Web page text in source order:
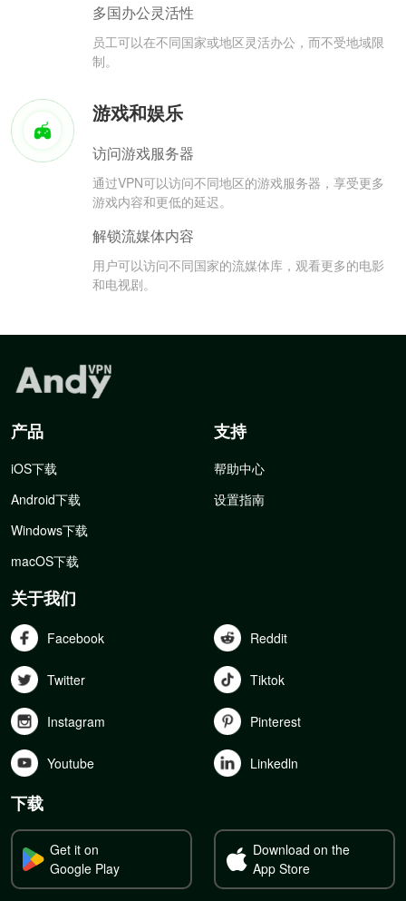
多国办公灵活性
员工可以在不同国家或地区灵活办公，而不受地域限
制。
游戏和娱乐
访问游戏服务器
通过VPN可以访问不同地区的游戏服务器，享受更多
游戏内容和更低的延迟。
解锁流媒体内容
用户可以访问不同国家的流媒体库，观看更多的电影
和电视剧。
产品
iOS下载
Android下载
Windows下载
macOS下载
支持
帮助中心
设置指南
关于我们
Facebook Reddit
Twitter Tiktok
Instagram Pinterest
Youtube Linkedln
下载
Get it on
Google Play
Download on the
App Store